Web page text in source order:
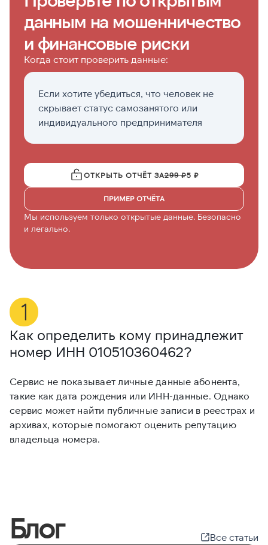
данным на мошенничество
и финансовые риски
Когда стоит проверить данные:
Если хотите убедиться, что человек не
скрывает статус самозанятого или
индивидуального предпринимателя
ОТКРЫТЬ ОТЧЁТ ЗА299 ₽5 ₽
ПРИМЕР ОТЧЁТА
Мы используем только открытые данные. Безопасно
и легально.
Как определить кому принадлежит
номер ИНН 010510360462?
Сервис не показывает личные данные абонента,
такие как дата рождения или ИНН-данные. Однако
сервис может найти публичные записи в реестрах и
архивах, которые помогают оценить репутацию
владельца номера.
Блог Все статьи